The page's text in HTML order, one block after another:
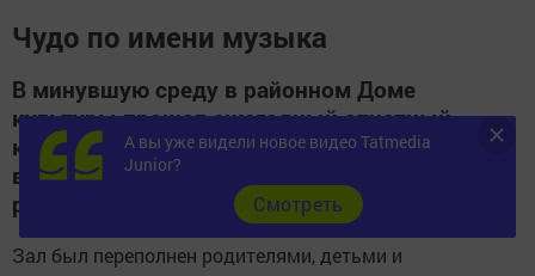
Чудо по имени музыка
В минувшую среду в районном Доме
культуры прошел ежегодный отчетный
концерт Детской школы искусств, который
вызывает огромный интерес у жителей
района, любителей музыки и искусства.
Зал был переполнен родителями, детьми и
А вы уже видели новое видео Tatmedia
Junior?
Cмотреть